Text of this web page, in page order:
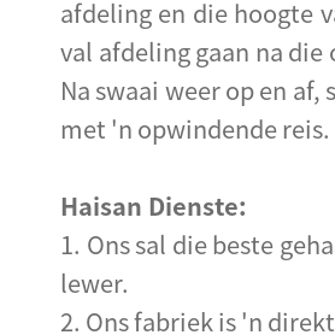
afdeling en die hoogte
val afdeling gaan na die
Na swaai weer op en
met 'n opwindende reis.
Haisan Dienste:
1. Ons sal die beste
lewer.
2. Ons fabriek is 'n